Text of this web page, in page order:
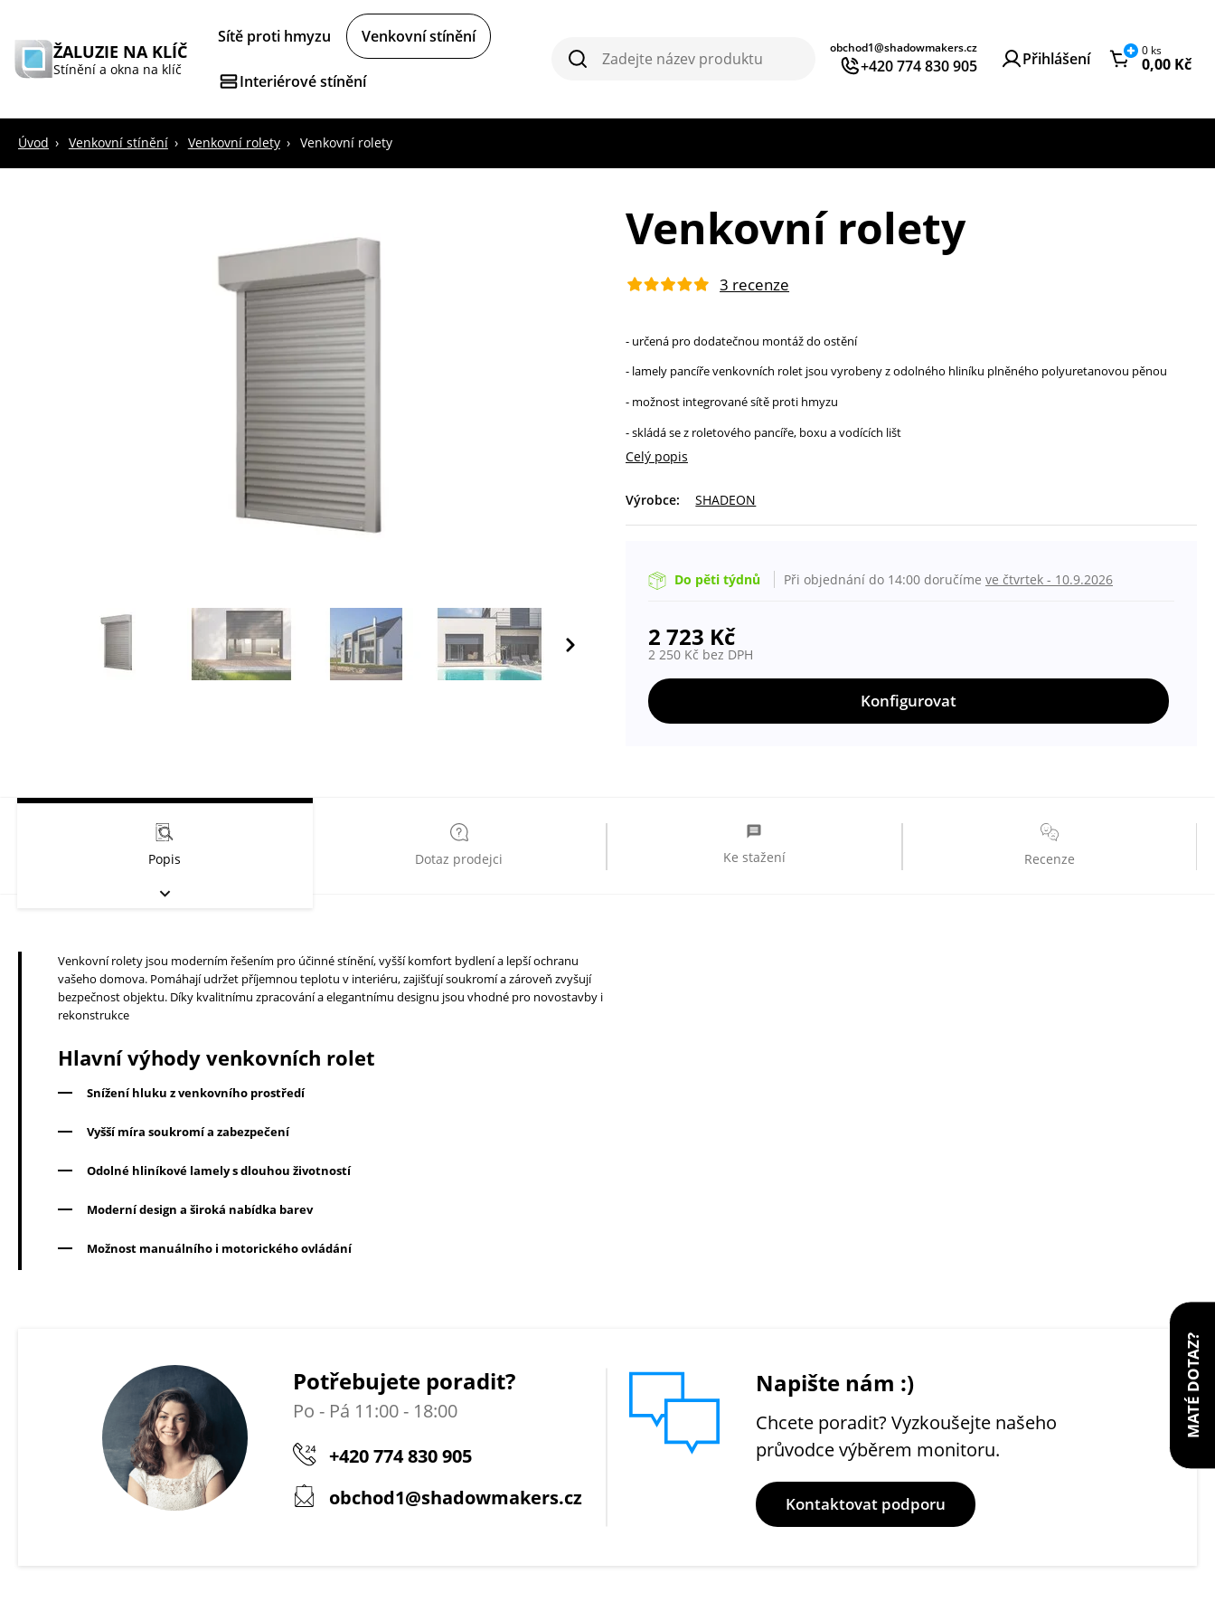
ŽALUZIE NA KLÍČ
Stínění a okna na klíč
Sítě proti hmyzu Venkovní stínění
Interiérové stínění Vyhledávání
Vyhledávání
obchod1@shadowmakers.cz
+420 774 830 905 Přihlášení 0ks
0,00 Kč
Úvod Venkovní stínění Venkovní rolety Venkovní rolety
Venkovní rolety
3 recenze
- určená pro dodatečnou montáž do ostění
- lamely pancíře venkovních rolet jsou vyrobeny z odolného hliníku plněného polyuretanovou pěnou
- možnost integrované sítě proti hmyzu
- skládá se z roletového pancíře, boxu a vodících lišt
Celý popis
Výrobce: SHADEON
Do pěti týdnů Při objednání do 14:00 doručímeve čtvrtek - 10.9.2026
2 723 Kč
2 250 Kč
Konfigurovat
Popis Dotaz prodejci Ke stažení Recenze
Venkovní rolety jsou moderním řešením pro účinné stínění, vyšší komfort bydlení a lepší ochranu
vašeho domova. Pomáhají udržet příjemnou teplotu v interiéru, zajišťují soukromí a zároveň zvyšují
bezpečnost objektu. Díky kvalitnímu zpracování a elegantnímu designu jsou vhodné pro novostavby i
rekonstrukce
Hlavní výhody venkovních rolet
Snížení hluku z venkovního prostředí
Vyšší míra soukromí a zabezpečení
Odolné hliníkové lamely s dlouhou životností
Moderní design a široká nabídka barev
Možnost manuálního i motorického ovládání
Potřebujete poradit?
Po - Pá 11:00 - 18:00
+420 774 830 905
obchod1@shadowmakers.cz
Napište nám :)
Chcete poradit? Vyzkoušejte našeho
průvodce výběrem monitoru.
Kontaktovat podporu
MATÉ DOTAZ?